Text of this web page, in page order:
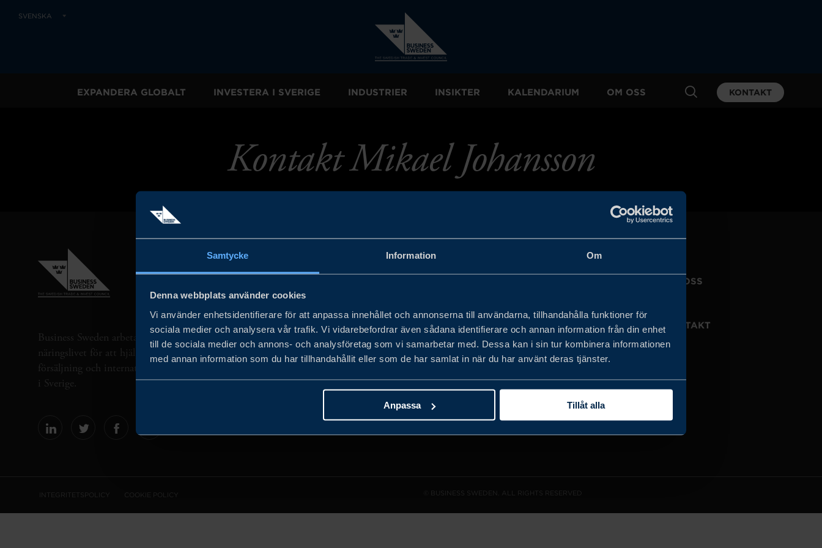
Samtycke Information Om
Denna webbplats använder cookies
Vi använder enhetsidentifierare för att anpassa innehållet och annonserna till användarna, tillhandahålla funktioner för
sociala medier och analysera vår trafik. Vi vidarebefordrar även sådana identifierare och annan information från din enhet
till de sociala medier och annons- och analysföretag som vi samarbetar med. Dessa kan i sin tur kombinera informationen
med annan information som du har tillhandahållit eller som de har samlat in när du har använt deras tjänster.
Anpassa Tillåt alla
SVENSKA
EXPANDERA GLOBALT INVESTERA I SVERIGE INDUSTRIER INSIKTER KALENDARIUM OM OSS KONTAKT
Kontakt Mikael Johansson
Business Sweden arbetar på uppdrag av regeringen och det privata
näringslivet för att hjälpa svenska företag att öka sin globala
försäljning och internationella företag att investera och expandera
i Sverige.
OM OSS
VISSELBLÅSARTJÄNST KONTAKT
INTEGRITETSPOLICY COOKIE POLICY © BUSINESS SWEDEN. ALL RIGHTS RESERVED